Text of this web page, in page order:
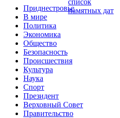
Приднестровье
В мире
Политика
Экономика
Общество
Безопасность
Происшествия
Культура
Наука
Спорт
Президент
Верховный Совет
Правительство
список
памятных дат